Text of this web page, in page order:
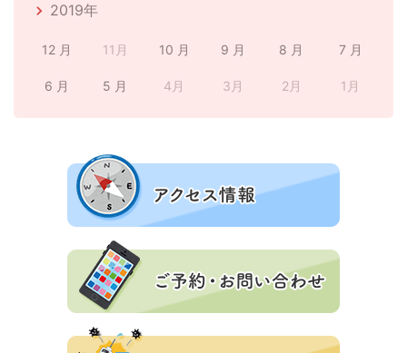
2019年
12 月 11月 10 月 9 月 8 月 7 月
6 月 5 月 4月 3月 2月 1月